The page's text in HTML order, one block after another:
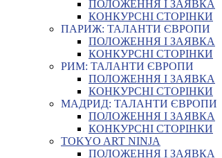
ПОЛОЖЕННЯ І ЗАЯВКА
КОНКУРСНІ СТОРІНКИ
ПАРИЖ: ТАЛАНТИ ЄВРОПИ
ПОЛОЖЕННЯ І ЗАЯВКА
КОНКУРСНІ СТОРІНКИ
РИМ: ТАЛАНТИ ЄВРОПИ
ПОЛОЖЕННЯ І ЗАЯВКА
КОНКУРСНІ СТОРІНКИ
МАДРИД: ТАЛАНТИ ЄВРОПИ
ПОЛОЖЕННЯ І ЗАЯВКА
КОНКУРСНІ СТОРІНКИ
TOKYO ART NINJA
ПОЛОЖЕННЯ І ЗАЯВКА